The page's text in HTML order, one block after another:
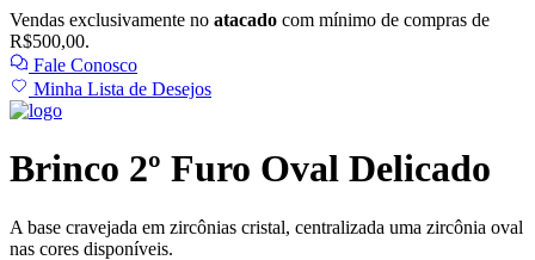
Vendas exclusivamente no atacado com mínimo de compras de
R$500,00.
Fale Conosco
Minha Lista de Desejos
Brinco 2º Furo Oval Delicado
A base cravejada em zircônias cristal, centralizada uma zircônia oval
nas cores disponíveis.